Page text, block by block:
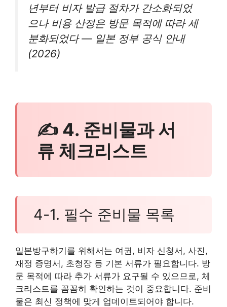
년부터 비자 발급 절차가 간소화되었
으나 비용 산정은 방문 목적에 따라 세
분화되었다 — 일본 정부 공식 안내
(2026)
✍ 4. 준비물과 서
류 체크리스트
4-1. 필수 준비물 목록
일본방구하기를 위해서는 여권, 비자 신청서, 사진,
재정 증명서, 초청장 등 기본 서류가 필요합니다. 방
문 목적에 따라 추가 서류가 요구될 수 있으므로, 체
크리스트를 꼼꼼히 확인하는 것이 중요합니다. 준비
물은 최신 정책에 맞게 업데이트되어야 합니다.